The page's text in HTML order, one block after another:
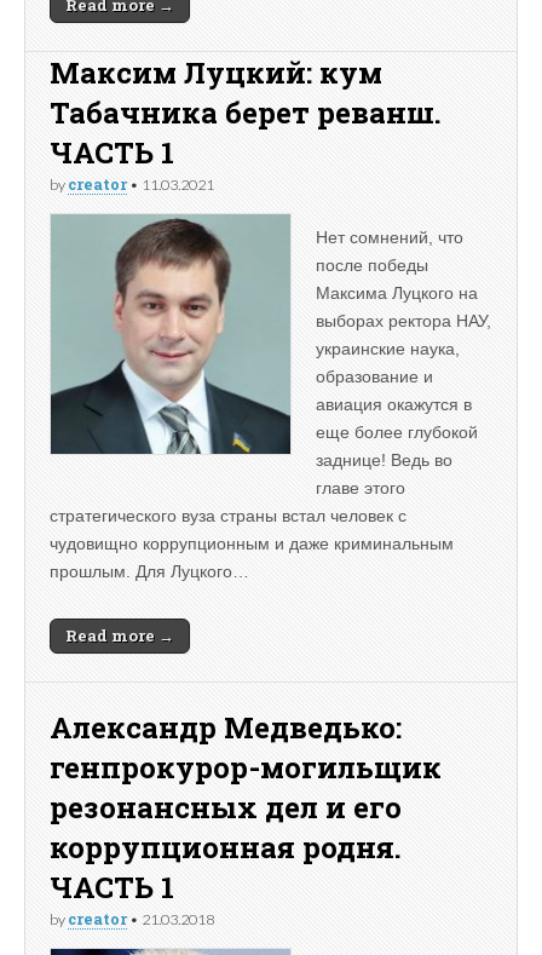
Read more →
Максим Луцкий: кум
Табачника берет реванш.
ЧАСТЬ 1
by creator• 11.03.2021
Нет сомнений, что
после победы
Максима Луцкого на
выборах ректора НАУ,
украинские наука,
образование и
авиация окажутся в
еще более глубокой
заднице! Ведь во
главе этого
стратегического вуза страны встал человек с
чудовищно коррупционным и даже криминальным
прошлым. Для Луцкого…
Read more →
Александр Медведько:
генпрокурор-могильщик
резонансных дел и его
коррупционная родня.
ЧАСТЬ 1
by creator• 21.03.2018